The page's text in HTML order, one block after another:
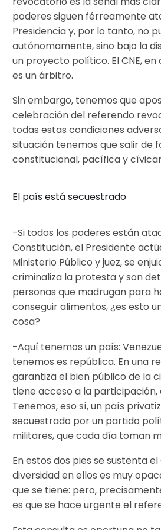
poderes siguen férreamente
Presidencia y, por lo tanto, no
autónomamente, sino bajo la
un proyecto político. El CNE, en
es un árbitro.
Sin embargo, tenemos que
celebración del referendo
todas estas condiciones
situación tenemos que salir de
constitucional, pacífica y
El país está secuestrado
-Si todos los poderes están
Constitución, el Presidente
Ministerio Público y juez, se
criminaliza la protesta y son
personas que madrugan para
conseguir alimentos, ¿es esto
cosa?
-Aquí tenemos un país:
tenemos es república. En una
garantiza el bien público de la
tiene acceso a la participación,
Tenemos, eso sí, un país
secuestrado por un partido
militares, que cada día toman
En estos dos pies se sustenta
diversidad en ellos es muy
que se tiene: pero,
es que se hace urgente el